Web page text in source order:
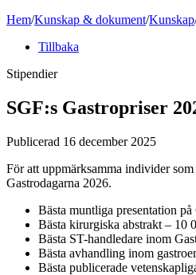
Hem/Kunskap & dokument/Kunskap
Tillbaka
Stipendier
SGF:s Gastropriser
Publicerad 16 december 2025
För att uppmärksamma individer
Gastrodagarna 2026.
Bästa muntliga presentation
Bästa kirurgiska abstrakt – 10
Bästa ST-handledare inom
Bästa avhandling inom
Bästa publicerade